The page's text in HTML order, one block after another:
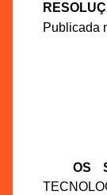
Publicada
OS